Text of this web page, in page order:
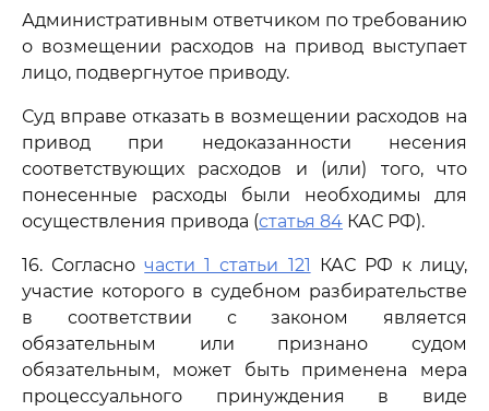
Административным ответчиком по требованию
о возмещении расходов на привод выступает
лицо, подвергнутое приводу.
Суд вправе отказать в возмещении расходов на
привод при недоказанности несения
соответствующих расходов и (или) того, что
понесенные расходы были необходимы для
осуществления привода (статья 84 КАС РФ).
16. Согласночасти 1 статьи 121 КАС РФ к лицу,
участие которого в судебном разбирательстве
в соответствии с законом является
обязательным или признано судом
обязательным, может быть применена мера
процессуального принуждения в виде